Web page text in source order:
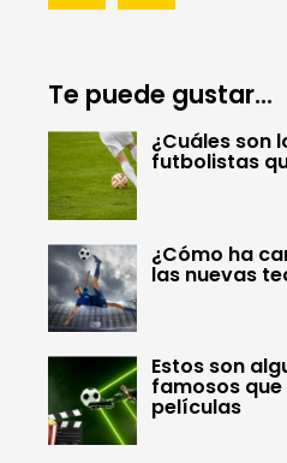
Te puede gustar...
¿Cuáles son
futbolistas
¿Cómo ha
las nuevas
Estos son
famosos
películas